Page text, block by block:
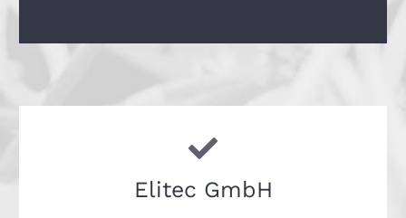
Elitec GmbH